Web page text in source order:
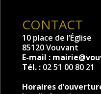
CONTACT
10 place de l’Église
85120 Vouvant
E-mail :
Tél. : 02 51 00 80 21
Horaires